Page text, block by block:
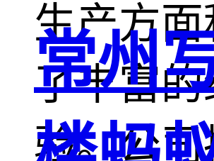
生产方面
了丰富的
验。公司
常州